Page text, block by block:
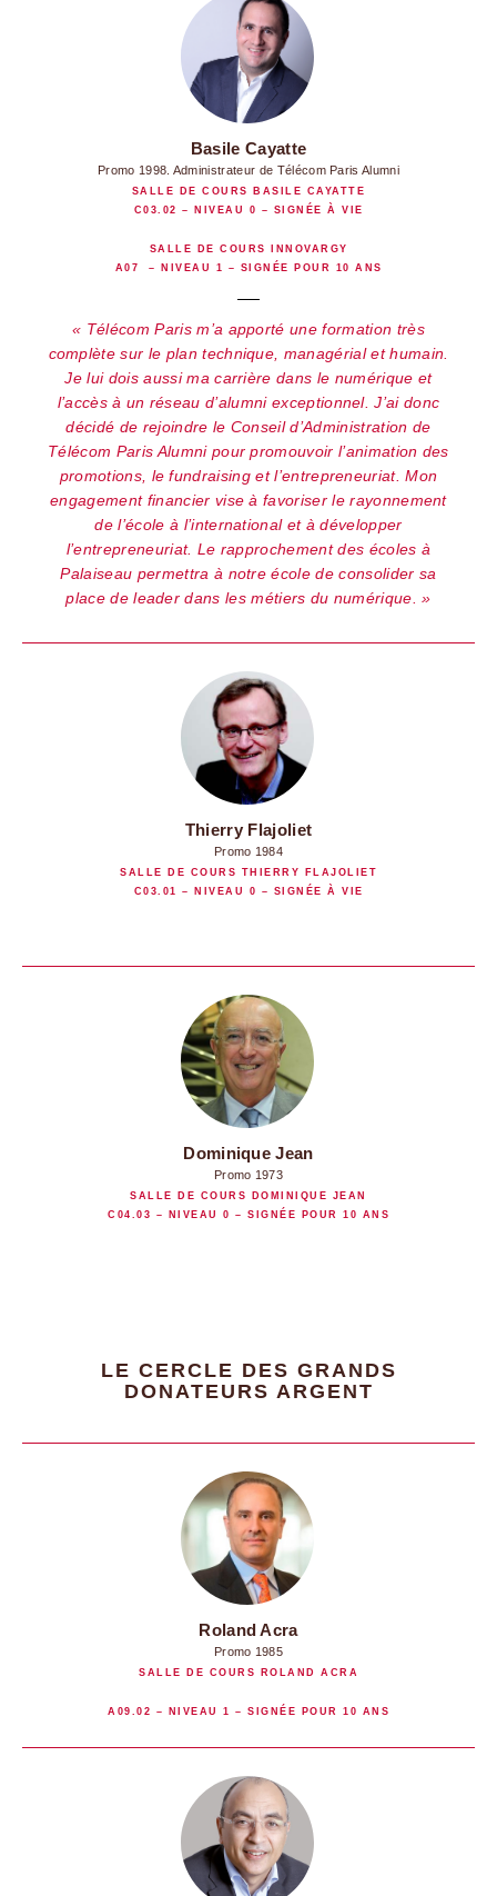
Basile Cayatte
Promo 1998. Administrateur de Télécom Paris Alumni
SALLE DE COURS BASILE CAYATTE
C03.02 – NIVEAU 0 – SIGNÉE À VIE
SALLE DE COURS INNOVARGY
A07 – NIVEAU 1 – SIGNÉE POUR 10 ANS
Télécom Paris m’a apporté une formation très
complète sur le plan technique, managérial et humain.
Je lui dois aussi ma carrière dans le numérique et
l’accès à un réseau d’alumni exceptionnel. J’ai donc
décidé de rejoindre le Conseil d’Administration de
Télécom Paris Alumni pour promouvoir l’animation des
promotions, le fundraising et l’entrepreneuriat. Mon
engagement financier vise à favoriser le rayonnement
de l’école à l’international et à développer
l’entrepreneuriat. Le rapprochement des écoles à
Palaiseau permettra à notre école de consolider sa
place de leader dans les métiers du numérique.
Thierry Flajoliet
Promo 1984
SALLE DE COURS THIERRY FLAJOLIET
C03.01 – NIVEAU 0 – SIGNÉE À VIE
Dominique Jean
Promo 1973
SALLE DE COURS DOMINIQUE JEAN
C04.03 – NIVEAU 0 – SIGNÉE POUR 10 ANS
LE CERCLE DES GRANDS
DONATEURS ARGENT
Roland Acra
Promo 1985
SALLE DE COURS ROLAND ACRA
A09.02 – NIVEAU 1 – SIGNÉE POUR 10 ANS